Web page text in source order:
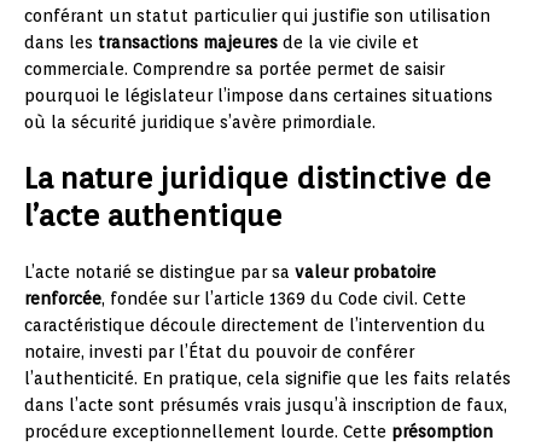
conférant un statut particulier qui justifie son utilisation
dans les transactions majeures de la vie civile et
commerciale. Comprendre sa portée permet de saisir
pourquoi le législateur l’impose dans certaines situations
où la sécurité juridique s’avère primordiale.
La nature juridique distinctive de
l’acte authentique
L’acte notarié se distingue par sa valeur probatoire
renforcée, fondée sur l’article 1369 du Code civil. Cette
caractéristique découle directement de l’intervention du
notaire, investi par l’État du pouvoir de conférer
l’authenticité. En pratique, cela signifie que les faits relatés
dans l’acte sont présumés vrais jusqu’à inscription de faux,
procédure exceptionnellement lourde. Cette présomption